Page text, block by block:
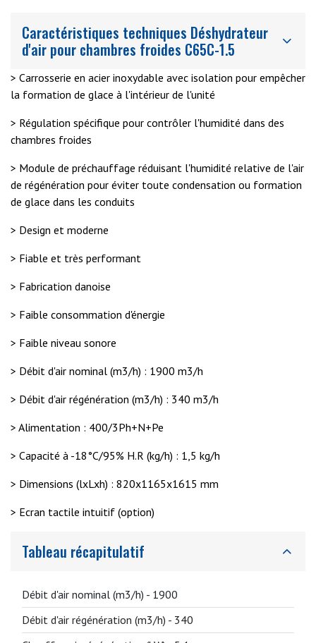
Caractéristiques techniques Déshydrateur
d'air pour chambres froides C65C-1.5
> Carrosserie en acier inoxydable avec isolation pour empêcher
la formation de glace à l'intérieur de l'unité
> Régulation spécifique pour contrôler l'humidité dans des
chambres froides
> Module de préchauffage réduisant l'humidité relative de l'air
de régénération pour éviter toute condensation ou formation
de glace dans les conduits
> Design et moderne
> Fiable et très performant
> Fabrication danoise
> Faible consommation d'énergie
> Faible niveau sonore
> Débit d'air nominal (m3/h) : 1900 m3/h
> Débit d'air régénération (m3/h) : 340 m3/h
> Alimentation : 400/3Ph+N+Pe
> Capacité à -18°C/95% H.R (kg/h) : 1,5 kg/h
> Dimensions (lxLxh) : 820x1165x1615 mm
> Ecran tactile intuitif (option)
Tableau récapitulatif
Débit d'air nominal (m3/h) - 1900
Débit d'air régénération (m3/h) - 340